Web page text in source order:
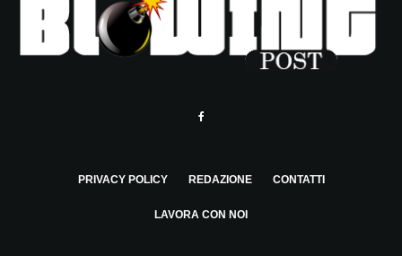
PRIVACY POLICY REDAZIONE CONTATTI
LAVORA CON NOI